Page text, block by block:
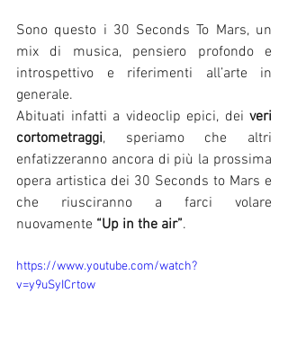
Sono questo i 30 Seconds To Mars, un
mix di musica, pensiero profondo e
introspettivo e riferimenti all’arte in
generale.
Abituati infatti a videoclip epici, dei veri
cortometraggi, speriamo che altri
enfatizzeranno ancora di più la prossima
opera artistica dei 30 Seconds to Mars e
che riusciranno a farci volare
nuovamente “Up in the air”.
https://www.youtube.com/watch?
v=y9uSyICrtow